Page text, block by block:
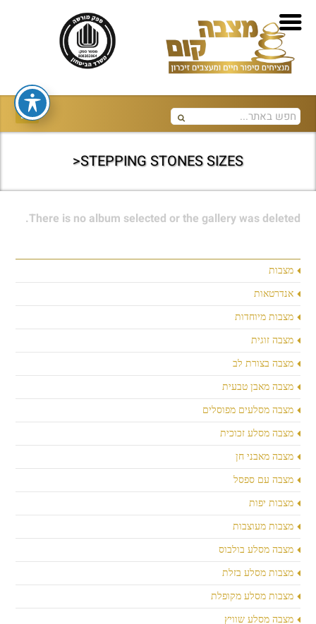
STEPPING STONES SIZES<
מצבות
אנדרטאות
מצבות מיוחדות
מצבה זוגית
מצבה בצורת לב
מצבה מאבן טבעית
מצבה מסלעים מפוסלים
מצבה מסלע זכוכית
מצבה מאבני חן
מצבה עם ספסל
מצבות יפות
מצבות מעוצבות
מצבה מסלע בולבוס
מצבות מסלע בזלת
מצבות מסלע מקופלת
מצבה מסלע שוויץ
There is no album selected or the gallery was deleted.